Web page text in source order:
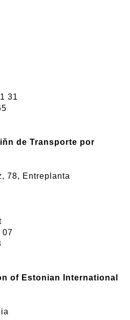
31
de Transporte por
78, Entreplanta
07
of Estonian International